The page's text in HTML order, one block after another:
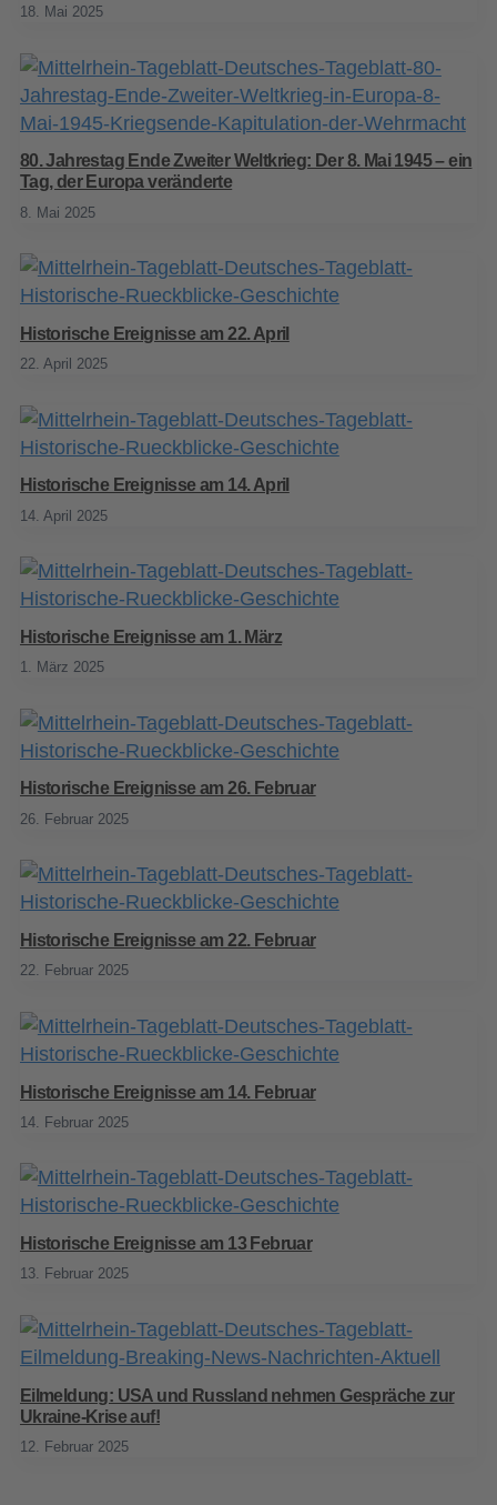
18. Mai 2025
80. Jahrestag Ende Zweiter Weltkrieg: Der 8. Mai 1945 – ein
Tag, der Europa veränderte
8. Mai 2025
Historische Ereignisse am 22. April
22. April 2025
Historische Ereignisse am 14. April
14. April 2025
Historische Ereignisse am 1. März
1. März 2025
Historische Ereignisse am 26. Februar
26. Februar 2025
Historische Ereignisse am 22. Februar
22. Februar 2025
Historische Ereignisse am 14. Februar
14. Februar 2025
Historische Ereignisse am 13 Februar
13. Februar 2025
Eilmeldung: USA und Russland nehmen Gespräche zur
Ukraine-Krise auf!
12. Februar 2025